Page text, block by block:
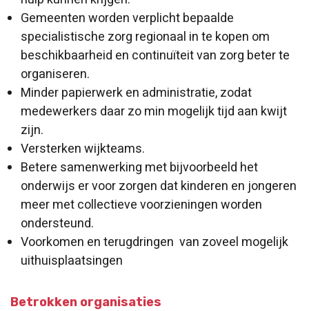
Gemeenten worden verplicht bepaalde
specialistische zorg regionaal in te kopen om
beschikbaarheid en continuïteit van zorg beter te
organiseren.
Minder papierwerk en administratie, zodat
medewerkers daar zo min mogelijk tijd aan kwijt
zijn.
Versterken wijkteams.
Betere samenwerking met bijvoorbeeld het
onderwijs er voor zorgen dat kinderen en jongeren
meer met collectieve voorzieningen worden
ondersteund.
Voorkomen en terugdringen van zoveel mogelijk
uithuisplaatsingen
Betrokken organisaties